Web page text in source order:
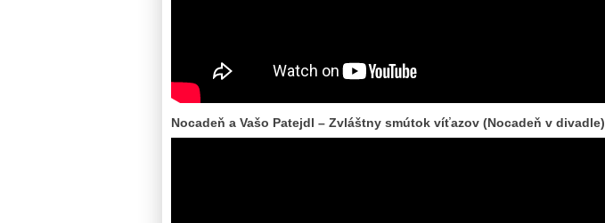
Nocadeň a Vašo Patejdl – Zvláštny smútok víťazov (Nocadeň v divadle)